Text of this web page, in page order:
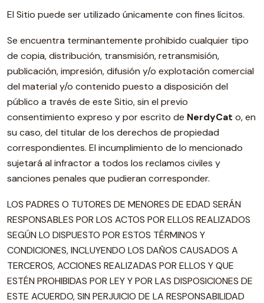
El Sitio puede ser utilizado únicamente con fines lícitos.
Se encuentra terminantemente prohibido cualquier tipo
de copia, distribución, transmisión, retransmisión,
publicación, impresión, difusión y/o explotación comercial
del material y/o contenido puesto a disposición del
público a través de este Sitio, sin el previo
consentimiento expreso y por escrito de NerdyCat o, en
su caso, del titular de los derechos de propiedad
correspondientes. El incumplimiento de lo mencionado
sujetará al infractor a todos los reclamos civiles y
sanciones penales que pudieran corresponder.
LOS PADRES O TUTORES DE MENORES DE EDAD SERÁN
RESPONSABLES POR LOS ACTOS POR ELLOS REALIZADOS
SEGÚN LO DISPUESTO POR ESTOS TÉRMINOS Y
CONDICIONES, INCLUYENDO LOS DAÑOS CAUSADOS A
TERCEROS, ACCIONES REALIZADAS POR ELLOS Y QUE
ESTÉN PROHIBIDAS POR LEY Y POR LAS DISPOSICIONES DE
ESTE ACUERDO, SIN PERJUICIO DE LA RESPONSABILIDAD